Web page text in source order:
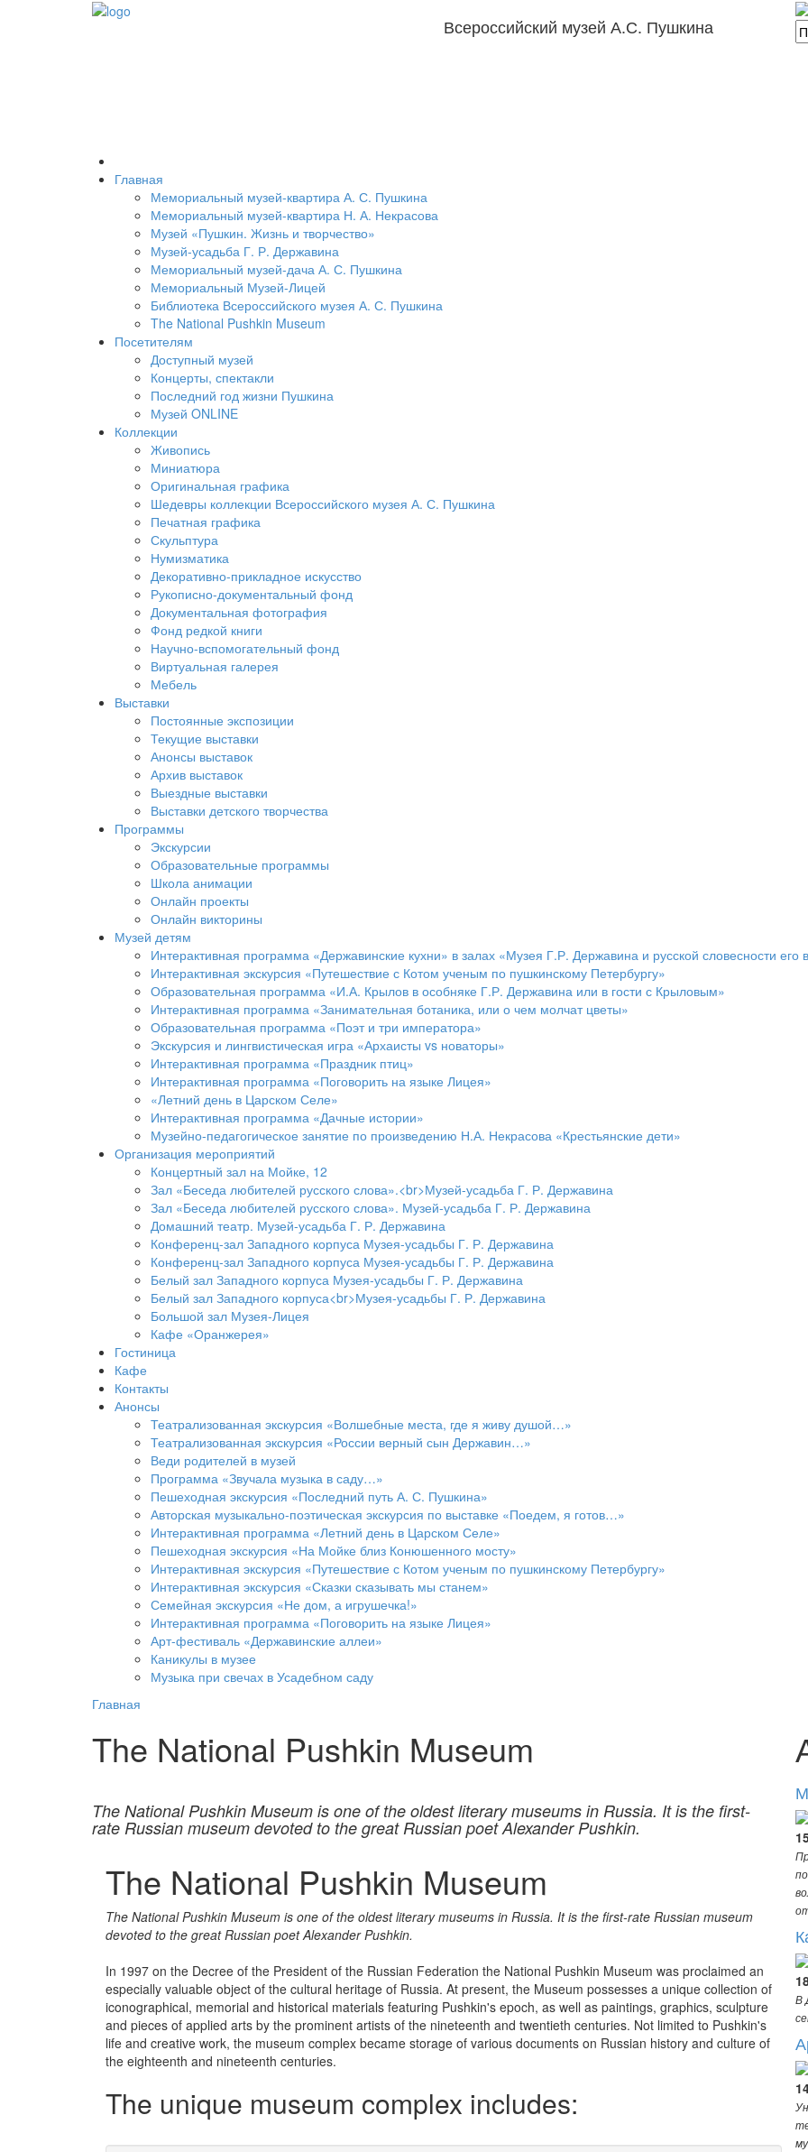
Всероссийский музей А.С. Пушкина
Главная
Мемориальный музей-квартира А. С. Пушкина
Мемориальный музей-квартира Н. А. Некрасова
Музей «Пушкин. Жизнь и творчество»
Музей-усадьба Г. Р. Державина
Мемориальный музей-дача А. С. Пушкина
Мемориальный Музей-Лицей
Библиотека Всероссийского музея А. С. Пушкина
The National Pushkin Museum
Посетителям
Доступный музей
Концерты, спектакли
Последний год жизни Пушкина
Музей ONLINE
Коллекции
Живопись
Миниатюра
Оригинальная графика
Шедевры коллекции Всероссийского музея А. С. Пушкина
Печатная графика
Скульптура
Нумизматика
Декоративно-прикладное искусство
Рукописно-документальный фонд
Документальная фотография
Фонд редкой книги
Научно-вспомогательный фонд
Виртуальная галерея
Мебель
Выставки
Постоянные экспозиции
Текущие выставки
Анонсы выставок
Архив выставок
Выездные выставки
Выставки детского творчества
Программы
Экскурсии
Образовательные программы
Школа анимации
Онлайн проекты
Онлайн викторины
Музей детям
Интерактивная программа «Державинские кухни» в залах «Музея Г.Р. Державина и русской словесности его
Интерактивная экскурсия «Путешествие с Котом ученым по пушкинскому Петербургу»
Образовательная программа «И.А. Крылов в особняке Г.Р. Державина или в гости с Крыловым»
Интерактивная программа «Занимательная ботаника, или о чем молчат цветы»
Образовательная программа «Поэт и три императора»
Экскурсия и лингвистическая игра «Архаисты vs новаторы»
Интерактивная программа «Праздник птиц»
Интерактивная программа «Поговорить на языке Лицея»
«Летний день в Царском Селе»
Интерактивная программа «Дачные истории»
Музейно-педагогическое занятие по произведению Н.А. Некрасова «Крестьянские дети»
Организация мероприятий
Концертный зал на Мойке, 12
Зал «Беседа любителей русского слова».<br>Музей-усадьба Г. Р. Державина
Зал «Беседа любителей русского слова». Музей-усадьба Г. Р. Державина
Домашний театр. Музей-усадьба Г. Р. Державина
Конференц-зал Западного корпуса Музея-усадьбы Г. Р. Державина
Конференц-зал Западного корпуса Музея-усадьбы Г. Р. Державина
Белый зал Западного корпуса Музея-усадьбы Г. Р. Державина
Белый зал Западного корпуса<br>Музея-усадьбы Г. Р. Державина
Большой зал Музея-Лицея
Кафе «Оранжерея»
Гостиница
Кафе
Контакты
Анонсы
Театрализованная экскурсия «Волшебные места, где я живу душой…»
Театрализованная экскурсия «России верный сын Державин…»
Веди родителей в музей
Программа «Звучала музыка в саду…»
Пешеходная экскурсия «Последний путь А. С. Пушкина»
Авторская музыкально-поэтическая экскурсия по выставке «Поедем, я готов…»
Интерактивная программа «Летний день в Царском Селе»
Пешеходная экскурсия «На Мойке близ Конюшенного мосту»
Интерактивная экскурсия «Путешествие с Котом ученым по пушкинскому Петербургу»
Интерактивная экскурсия «Сказки сказывать мы станем»
Семейная экскурсия «Не дом, а игрушечка!»
Интерактивная программа «Поговорить на языке Лицея»
Арт-фестиваль «Державинские аллеи»
Каникулы в музее
Музыка при свечах в Усадебном саду
Главная
The National Pushkin Museum
The National Pushkin Museum is one of the oldest literary museums in Russia. It is the first-
rate Russian museum devoted to the great Russian poet Alexander Pushkin.
The National Pushkin Museum
The National Pushkin Museum is one of the oldest literary museums in Russia. It is the first-rate Russian museum
devoted to the great Russian poet Alexander Pushkin.
In 1997 on the Decree of the President of the Russian Federation the National Pushkin Museum was proclaimed an
especially valuable object of the cultural heritage of Russia. At present, the Museum possesses a unique collection of
iconographical, memorial and historical materials featuring Pushkin's epoch, as well as paintings, graphics, sculpture
and pieces of applied arts by the prominent artists of the nineteenth and twentieth centuries. Not limited to Pushkin's
life and creative work, the museum complex became storage of various documents on Russian history and culture of
the eighteenth and nineteenth centuries.
The unique museum complex includes:
В